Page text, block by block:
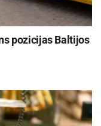
teikti paraiškas ES
su vidaus
varikliais
pozicijas Baltijos